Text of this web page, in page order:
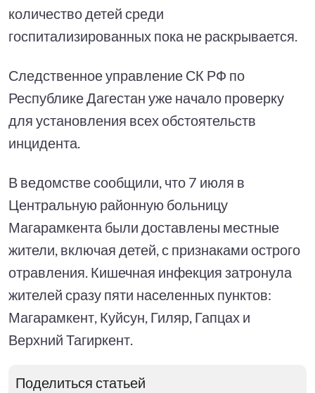
количество детей среди
госпитализированных пока не раскрывается.
Следственное управление СК РФ по
Республике Дагестан уже начало проверку
для установления всех обстоятельств
инцидента.
В ведомстве сообщили, что 7 июля в
Центральную районную больницу
Магарамкента были доставлены местные
жители, включая детей, с признаками острого
отравления. Кишечная инфекция затронула
жителей сразу пяти населенных пунктов:
Магарамкент, Куйсун, Гиляр, Гапцах и
Верхний Тагиркент.
Поделиться статьей